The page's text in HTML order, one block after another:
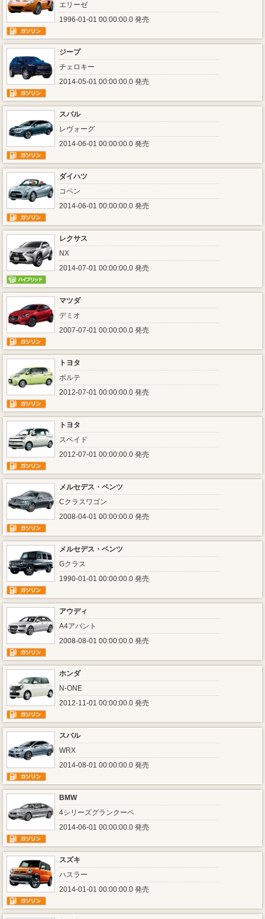
エリーゼ
1996-01-01 00:00:00.0 発売
ジープ
チェロキー
2014-05-01 00:00:00.0 発売
スバル
レヴォーグ
2014-06-01 00:00:00.0 発売
ダイハツ
コペン
2014-06-01 00:00:00.0 発売
レクサス
NX
2014-07-01 00:00:00.0 発売
マツダ
デミオ
2007-07-01 00:00:00.0 発売
トヨタ
ポルテ
2012-07-01 00:00:00.0 発売
トヨタ
スペイド
2012-07-01 00:00:00.0 発売
メルセデス・ベンツ
Cクラスワゴン
2008-04-01 00:00:00.0 発売
メルセデス・ベンツ
Gクラス
1990-01-01 00:00:00.0 発売
アウディ
A4アバント
2008-08-01 00:00:00.0 発売
ホンダ
N-ONE
2012-11-01 00:00:00.0 発売
スバル
WRX
2014-08-01 00:00:00.0 発売
BMW
4シリーズグランクーペ
2014-06-01 00:00:00.0 発売
スズキ
ハスラー
2014-01-01 00:00:00.0 発売